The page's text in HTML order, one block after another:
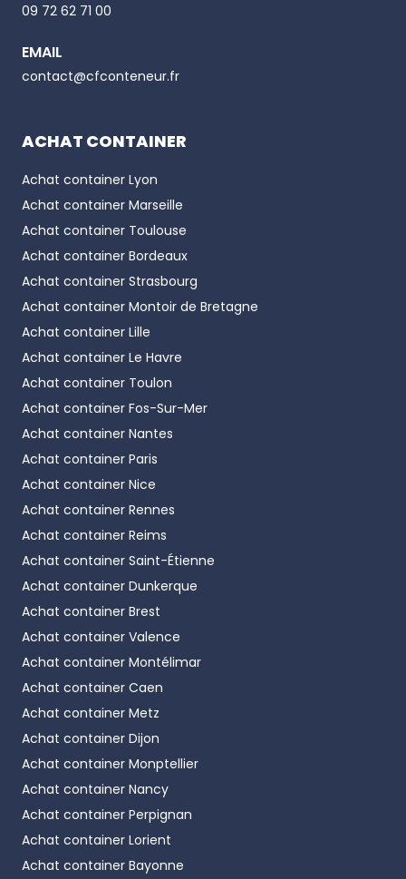
Email
09 72 62 71 00
EMAIL
Phone number
contact@cfconteneur.fr
ACHAT CONTAINER
Achat container Lyon
Achat container Marseille
Achat container Toulouse
Achat container Bordeaux
Achat container Strasbourg
Achat container Montoir de Bretagne
Achat container Lille
Achat container Le Havre
Achat container Toulon
Achat container Fos-Sur-Mer
Achat container Nantes
Achat container Paris
Achat container Nice
Achat container Rennes
Achat container Reims
Achat container Saint-Étienne
Achat container Dunkerque
Achat container Brest
Achat container Valence
Achat container Montélimar
Achat container Caen
Achat container Metz
Achat container Dijon
Achat container Monptellier
Achat container Nancy
Achat container Perpignan
Achat container Lorient
Achat container Bayonne